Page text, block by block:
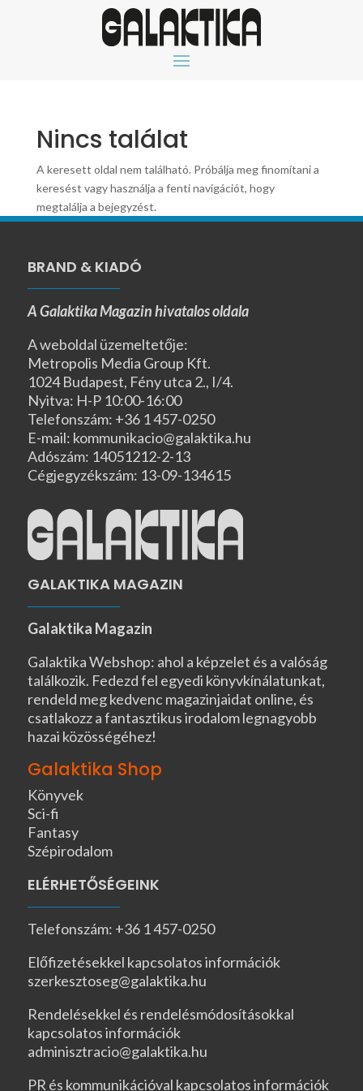
Nincs találat
A keresett oldal nem található. Próbálja meg finomítani a
keresést vagy használja a fenti navigációt, hogy
megtalálja a bejegyzést.
BRAND & KIADÓ
A Galaktika Magazin hivatalos oldala
A weboldal üzemeltetője:
Metropolis Media Group Kft.
1024 Budapest, Fény utca 2., I/4.
Nyitva: H-P 10:00-16:00
Telefonszám: +36 1 457-0250
E-mail: kommunikacio@galaktika.hu
Adószám: 14051212-2-13
Cégjegyzékszám: 13-09-134615
GALAKTIKA MAGAZIN
Galaktika Magazin
Galaktika Webshop: ahol a képzelet és a valóság
találkozik. Fedezd fel egyedi könyvkínálatunkat,
rendeld meg kedvenc magazinjaidat online, és
csatlakozz a fantasztikus irodalom legnagyobb
hazai közösségéhez!
Galaktika Shop
Könyvek
Sci-fi
Fantasy
Szépirodalom
ELÉRHETŐSÉGEINK
Telefonszám: +36 1 457-0250
Előfizetésekkel kapcsolatos információk
szerkesztoseg@galaktika.hu
Rendelésekkel és rendelésmódosításokkal
kapcsolatos információk
adminisztracio@galaktika.hu
PR és kommunikációval kapcsolatos információk